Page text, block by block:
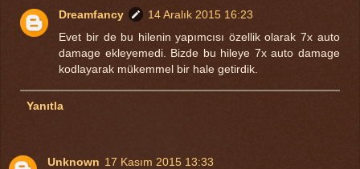
Dreamfancy
14 Aralık 2015 16:23
Evet bir de bu hilenin yapımcısı özellik olarak 7x auto
damage ekleyemedi. Bizde bu hileye 7x auto damage
kodlayarak mükemmel bir hale getirdik.
Yanıtla
Unknown 17 Kasım 2015 13:33